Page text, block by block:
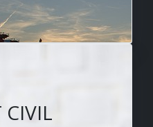
CIVIL